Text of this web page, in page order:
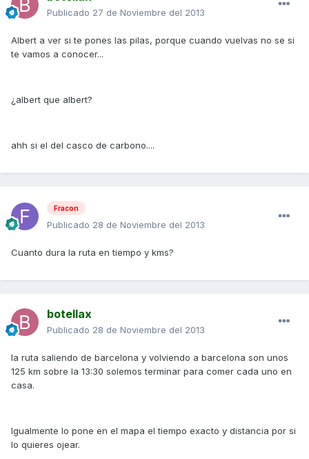
Publicado 27 de Noviembre del 2013
Albert a ver si te pones las pilas, porque cuando vuelvas no se si
te vamos a conocer...
¿albert que albert?
ahh si el del casco de carbono....
Fracon
Publicado 28 de Noviembre del 2013
Cuanto dura la ruta en tiempo y kms?
botellax
Publicado 28 de Noviembre del 2013
la ruta saliendo de barcelona y volviendo a barcelona son unos
125 km sobre la 13:30 solemos terminar para comer cada uno en
casa.
Igualmente lo pone en el mapa el tiempo exacto y distancia por si
lo quieres ojear.